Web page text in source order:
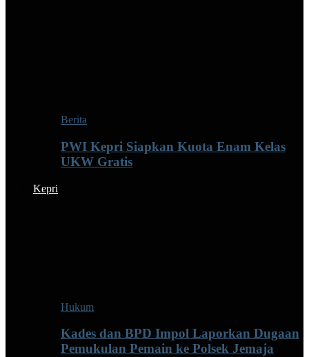
Berita
PWI Kepri Siapkan Kuota Enam Kelas
UKW Gratis
Kepri
Hukum
Kades dan BPD Impol Laporkan Dugaan
Pemukulan Pemain ke Polsek Jemaja